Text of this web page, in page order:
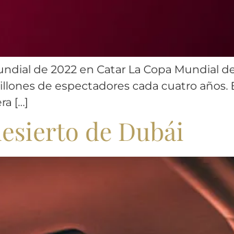
de 2022 en Catar La Copa Mundial
de espectadores cada cuatro años.
[…]
de Dubái